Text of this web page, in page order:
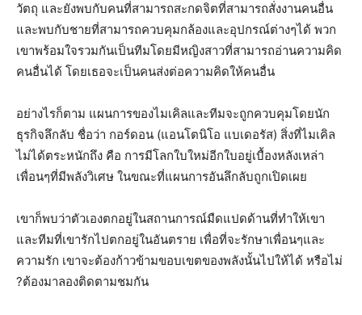
วัตถุ และยังพบกับคนที่สามารถสะกดจิตที่สามารถสั่งงานคนอื่น
และพบกับชายที่สามารถควบคุมกล้องและอุปกรณ์ต่างๆได้ พวก
เขาพร้อมใจรวมกันเป็นทีมโดยมีหญิงสาวที่สามารถอ่านความคิด
คนอื่นได้ โดยเธอจะเป็นคนส่งต่อความคิดให้คนอื่น
อย่างไรก็ตาม แผนการของไมเคิลและทีมจะถูกควบคุมโดยนัก
ธุรกิจลึกลับ ชื่อว่า กอร์ดอน (แอนโตนิโอ แบเดอรัส) สิ่งที่ไมเคิล
ไม่ได้ตระหนักถึง คือ การมีโลกใบใหม่อีกใบอยู่เบื้องหลังเหล่า
เพื่อนๆที่มีพลังวิเศษ ในขณะที่แผนการอันลึกลับถูกเปิดเผย
เขาก็พบว่าตัวเองตกอยู่ในสถานการณ์มืดแปดด้านที่ทำให้เขา
และทีมที่เขารักไปตกอยู่ในอันตราย เพื่อที่จะรักษาเพื่อนๆและ
ความรัก เขาจะต้องก้าวข้ามขอบเขตของพลังนั้นไปให้ได้ หรือไม่
?ต้องมาลองติดตามชมกัน